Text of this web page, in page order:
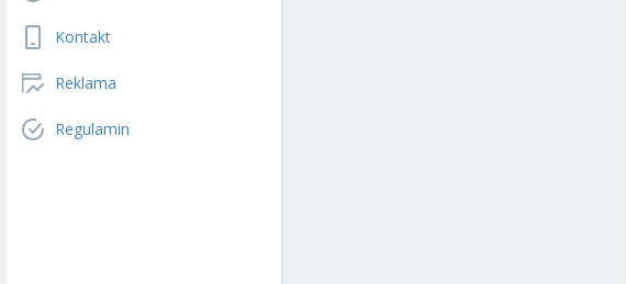
Kontakt
Reklama
Regulamin